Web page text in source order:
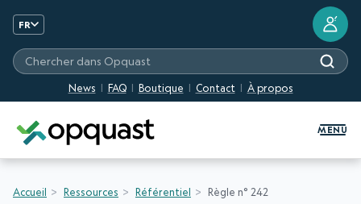
FR
News FAQ Boutique Contact À propos
Chercher dans Opquast
?
MENU
Accueil Ressources Référentiel Règle n° 242